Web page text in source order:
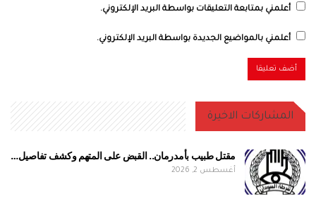
أعلمني بمتابعة التعليقات بواسطة البريد الإلكتروني.
أعلمني بالمواضيع الجديدة بواسطة البريد الإلكتروني.
المشاركات الاخيرة
مقتل طبيب بأمدرمان.. القبض على المتهم وكشف تفاصيل…
أغسطس 2, 2026